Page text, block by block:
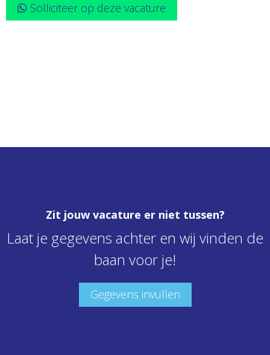
Solliciteer op deze vacature
Zit jouw vacature er niet tussen?
Laat je gegevens achter en wij vinden de
baan voor je!
Gegevens invullen